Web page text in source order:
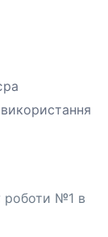
роботи №1 в